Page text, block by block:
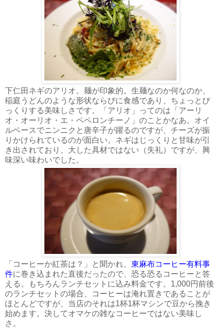
下仁田ネギのアリオ。麺が印象的。生麺なのか何なのか、
稲庭うどんのような形状ならびに食感であり、ちょっとび
っくりする美味しさです。「アリオ」ってのは「アーリ
オ・オーリオ・エ・ペペロンチーノ」のことかなあ。オイ
ルベースでニンニクと唐辛子が躍るのですが、チーズが振
りかけられているのが面白い。ネギはじっくりと甘味が引
き出されており、大した具材ではない（失礼）ですが、興
味深い味わいでした。
「コーヒーか紅茶は？」と聞かれ、 東麻布コーヒー有料事
件に巻き込まれた直後だったので、恐る恐るコーヒーと答
える。もちろんランチセットに込み料金です。1,000円前後
のランチセットの場合、コーヒーは淹れ置きであることが
ほとんどですが、当店のそれは1杯1杯マシンで豆から挽き
始めます。決してオマケの雑なコーヒーではない美味し
さ。